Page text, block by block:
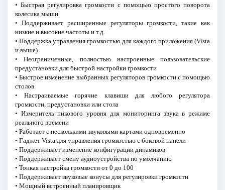
• Быстрая регулировка громкости с помощью простого поворота
колесика мыши
• Поддерживает расширенные регуляторы громкости, такие как
низкие и высокие частоты и т.д.
• Поддержка управления громкостью для каждого приложения (Vista
и выше).
• Неограниченные, полностью настроенные пользовательские
предустановки для быстрой настройки громкости
• Быстрое изменение выбранных регуляторов громкости с помощью
столов
• Настраиваемые горячие клавиши для любого регулятора
громкости, предустановки или стола
• Измеритель пикового уровня для мониторинга звука в режиме
реального времени
• Работает с несколькими звуковыми картами одновременно
• Гаджет Vista для управления громкостью с боковой панели
• Поддерживает изменение конфигурации динамиков
• Поддерживает смену аудиоустройства по умолчанию
• Тонкая настройка громкости от 0 до 100
• Поддерживает звуковые конусы для регулировки громкости
• Мощный встроенный планировщик